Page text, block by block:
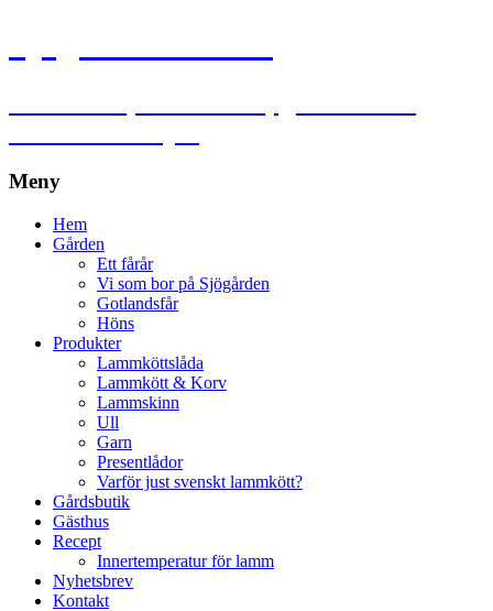
Meny
HoppaHem
Gården
Ett fårår
Vi som bor på Sjögården
Gotlandsfår
Höns
Produkter
Lammköttslåda
Lammkött & Korv
Lammskinn
Ull
Garn
Presentlådor
Varför just svenskt lammkött?
Gårdsbutik
Gästhus
Recept
Innertemperatur för lamm
Nyhetsbrev
Kontakt